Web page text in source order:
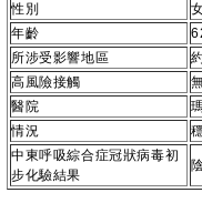
性別
年齡
所涉受影響地區
高風險接觸
醫院
情況
中東呼吸綜合症冠狀病毒初
步化驗結果